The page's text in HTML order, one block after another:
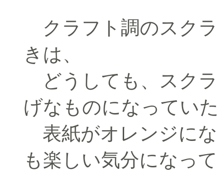
クラフト調のスク
きは、
どうしても、スク
げなものになってい
表紙がオレンジに
も楽しい気分になっ